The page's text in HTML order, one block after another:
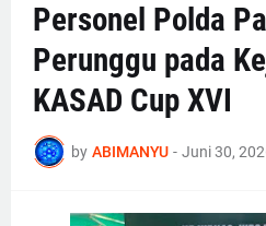
Personel Polda
Perunggu pada
KASAD Cup XVI
by ABIMANYU - Juni 30,